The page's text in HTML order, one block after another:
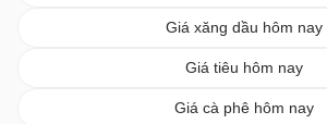
Giá xăng dầu hôm nay
Giá tiêu hôm nay
Giá cà phê hôm nay